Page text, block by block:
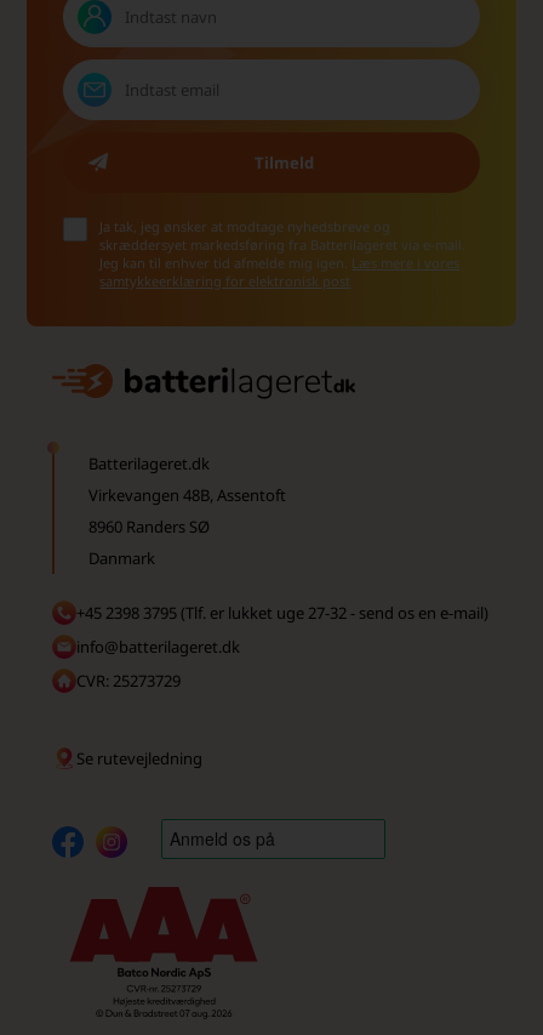
Ja tak, jeg ønsker at modtage nyhedsbreve og
skræddersyet markedsføring fra Batterilageret via e-mail.
Jeg kan til enhver tid afmelde mig igen. Læs mere i vores
samtykkeerklæring for elektronisk post
Batterilageret.dk
Virkevangen 48B, Assentoft
8960 Randers SØ
Danmark
+45 2398 3795 (Tlf. er lukket uge 27-32 - send os en e-mail)
info@batterilageret.dk
CVR: 25273729
Se rutevejledning